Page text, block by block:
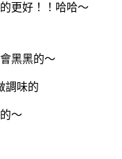
更好！！哈哈～
黑黑的～
調味的
～